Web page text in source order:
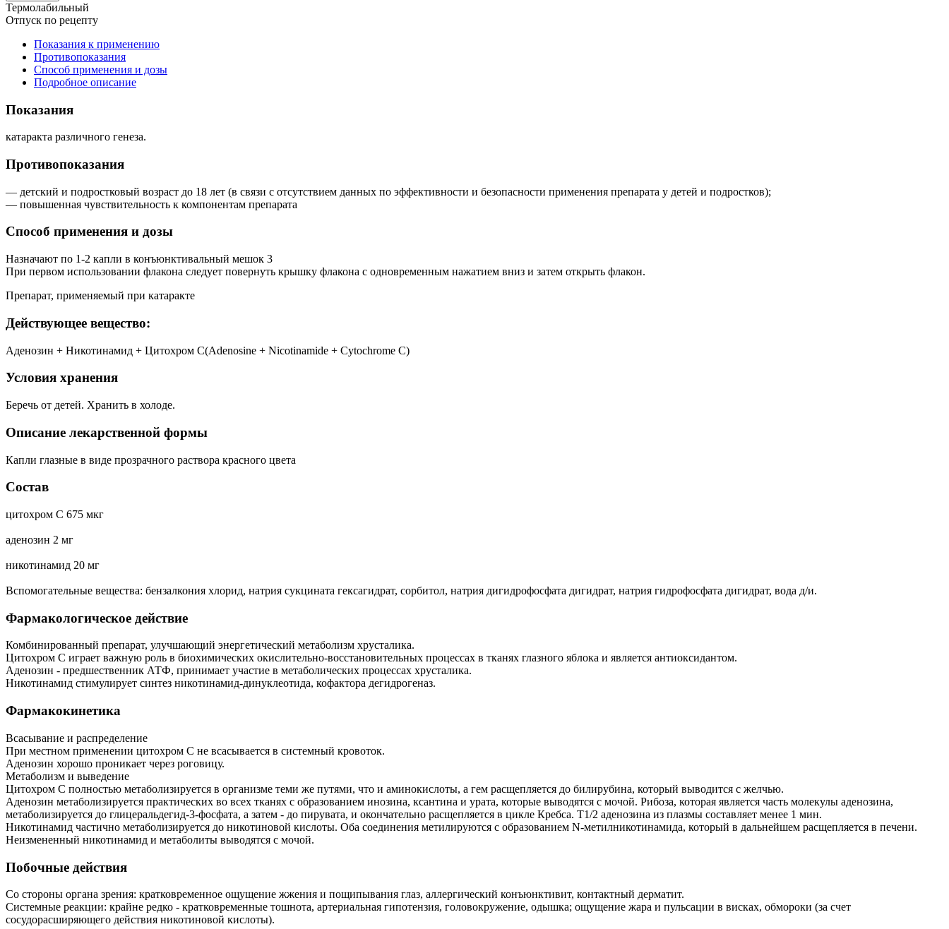
Термолабильный
Отпуск по рецепту
Показания к применению
Противопоказания
Способ применения и дозы
Подробное описание
Показания
катаракта различного генеза.
Противопоказания
— детский и подростковый возраст до 18 лет (в связи с отсутствием данных по эффективности и безопасности применения препарата у детей и подростков);
— повышенная чувствительность к компонентам препарата
Способ применения и дозы
Назначают по 1-2 капли в конъюнктивальный мешок 3
При первом использовании флакона следует повернуть крышку флакона с одновременным нажатием вниз и затем открыть флакон.
Препарат, применяемый при катаракте
Действующее вещество:
Аденозин + Никотинамид + Цитохром С(Adenosine + Nicotinamide + Cytochrome C)
Условия хранения
Беречь от детей. Хранить в холоде.
Описание лекарственной формы
Капли глазные в виде прозрачного раствора красного цвета
Состав
цитохром С 675 мкг
аденозин 2 мг
никотинамид 20 мг
Вспомогательные вещества: бензалкония хлорид, натрия сукцината гексагидрат, сорбитол, натрия дигидрофосфата дигидрат, натрия гидрофосфата дигидрат, вода д/и.
Фармакологическое действие
Комбинированный препарат, улучшающий энергетический метаболизм хрусталика.
Цитохром С играет важную роль в биохимических окислительно-восстановительных процессах в тканях глазного яблока и является антиоксидантом.
Аденозин - предшественник АТФ, принимает участие в метаболических процессах хрусталика.
Никотинамид стимулирует синтез никотинамид-динуклеотида, кофактора дегидрогеназ.
Фармакокинетика
Всасывание и распределение
При местном применении цитохром С не всасывается в системный кровоток.
Аденозин хорошо проникает через роговицу.
Метаболизм и выведение
Цитохром С полностью метаболизируется в организме теми же путями, что и аминокислоты, а гем расщепляется до билирубина, который выводится с желчью.
Аденозин метаболизируется практических во всех тканях с образованием инозина, ксантина и урата, которые выводятся с мочой. Рибоза, которая является часть молекулы аденозина,
метаболизируется до глицеральдегид-3-фосфата, а затем - до пирувата, и окончательно расщепляется в цикле Кребса. T1/2 аденозина из плазмы составляет менее 1 мин.
Никотинамид частично метаболизируется до никотиновой кислоты. Оба соединения метилируются с образованием N-метилникотинамида, который в дальнейшем расщепляется в печени.
Неизмененный никотинамид и метаболиты выводятся с мочой.
Побочные действия
Со стороны органа зрения: кратковременное ощущение жжения и пощипывания глаз, аллергический конъюнктивит, контактный дерматит.
Системные реакции: крайне редко - кратковременные тошнота, артериальная гипотензия, головокружение, одышка; ощущение жара и пульсации в висках, обмороки (за счет
сосудорасширяющего действия никотиновой кислоты).